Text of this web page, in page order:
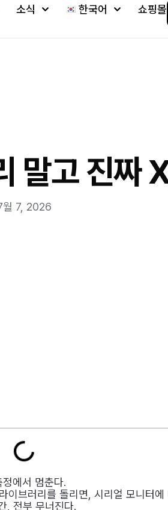
소식 한국어 쇼핑몰
말고 진짜
월 7, 2026
에서 멈춘다.
브러리를 돌리면, 시리얼 모니터
, 전부 무너진다.